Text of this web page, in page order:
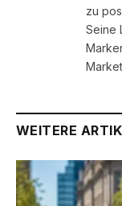
zu
Seine
WEITERE